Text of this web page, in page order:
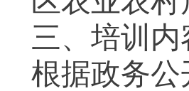
三、培训内
根据政务